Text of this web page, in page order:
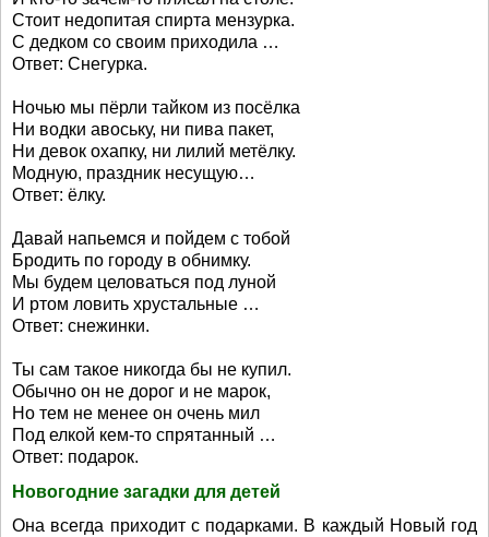
Стоит недопитая спирта мензурка.
С дедком со своим приходила …
Ответ: Снегурка.
Ночью мы пёрли тайком из посёлка
Ни водки авоську, ни пива пакет,
Ни девок охапку, ни лилий метёлку.
Модную, праздник несущую…
Ответ: ёлку.
Давай напьемся и пойдем с тобой
Бродить по городу в обнимку.
Мы будем целоваться под луной
И ртом ловить хрустальные …
Ответ: снежинки.
Ты сам такое никогда бы не купил.
Обычно он не дорог и не марок,
Но тем не менее он очень мил
Под елкой кем-то спрятанный …
Ответ: подарок.
Новогодние загадки для детей
Она всегда приходит с подарками. В каждый Новый год